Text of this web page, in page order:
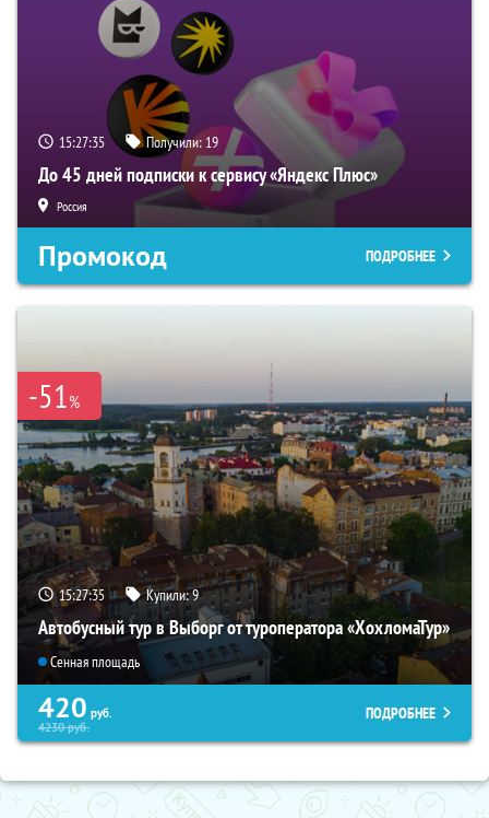
15:27:34 Получили: 19
До 45 дней подписки к сервису «Яндекс Плюс»
Россия
Промокод ПОДРОБНЕЕ
-51%
15:27:34 Купили:9
Автобусный тур в Выборг от туроператора «ХохломаТур»
Сенная площадь
420 руб.
4230руб.
ПОДРОБНЕЕ